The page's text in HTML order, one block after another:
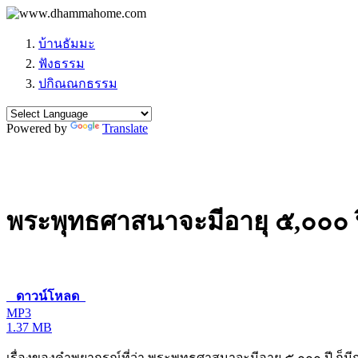
บ้านธัมมะ
ฟังธรรม
ปกิณณกธรรม
Powered by Translate
พระพุทธศาสนาจะมีอายุ ๕,๐๐๐
ดาวน์โหลด
MP3
1.37 MB